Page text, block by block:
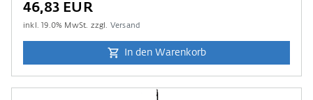
46,83 EUR
inkl.19.0% MwSt. zzgl. Versand
In den Warenkorb